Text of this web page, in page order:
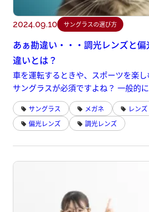
2024.09.10 サングラスの選び方
あぁ勘違い・・・調光レンズと偏
違いとは？
車を運転するときや、スポーツを楽し
サングラスが必須ですよね？ 一般的
は、太陽光が眩しすぎて前が見えにく
象を手軽に解消してくれます。
サングラス メガネ
レンズ
偏光レンズ
調光レンズ